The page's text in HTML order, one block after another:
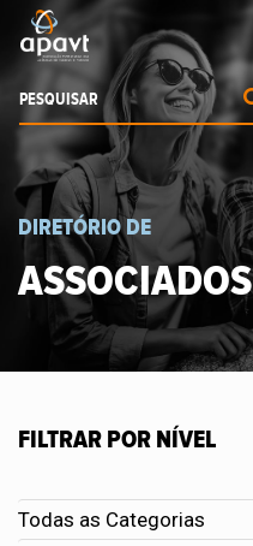
a expandir os seus negócios
DIRETÓRIO DE
ASSOCIADOS
FILTRAR POR NÍVEL
Todas as Categorias